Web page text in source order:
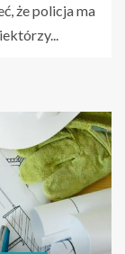
że policja ma